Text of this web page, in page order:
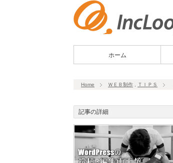
ホーム
Home ＷＥＢ制作 ＴＩＰＳ
記事の詳細